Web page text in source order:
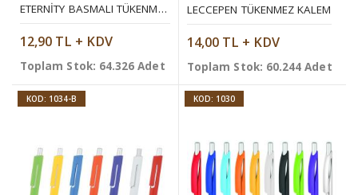
ETERNITY BASMALI TÜKENMEZ KALEM
12,90 TL + KDV
Toplam Stok: 64.326 Adet
LECCEPEN TÜKENMEZ KALEM
14,00 TL + KDV
Toplam Stok: 60.244 Adet
KOD: 1034-B KOD: 1030